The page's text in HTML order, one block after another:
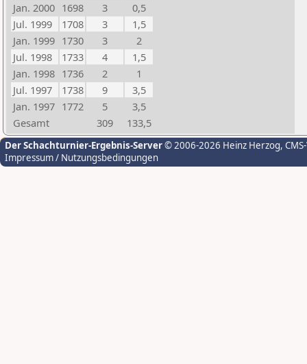
Jan. 2000 1698 3
0,5
Jul. 1999
1708 3
1,5
Jan. 1999 1730 3
2
Jul. 1998
1733 4
1,5
Jan. 1998 1736 2
1
Jul. 1997
1738 9
3,5
Jan. 1997 1772 5
3,5
Gesamt
309 133,5
Der Schachturnier-Ergebnis-Server© 2006-2026 Heinz Herzog,
Impressum / Nutzungsbedingungen